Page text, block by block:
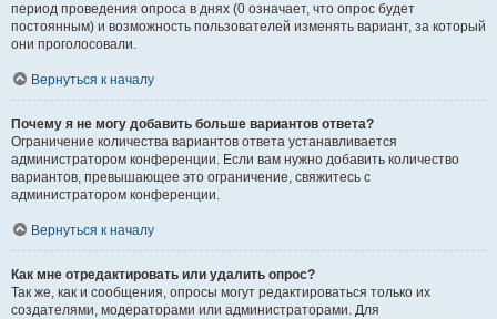
период проведения опроса в днях (0 означает, что опрос будет
постоянным) и возможность пользователей изменять вариант, за который
они проголосовали.
Вернуться к началу
Почему я не могу добавить больше вариантов ответа?
Ограничение количества вариантов ответа устанавливается
администратором конференции. Если вам нужно добавить количество
вариантов, превышающее это ограничение, свяжитесь с
администратором конференции.
Вернуться к началу
Как мне отредактировать или удалить опрос?
Так же, как и сообщения, опросы могут редактироваться только их
создателями, модераторами или администраторами. Для